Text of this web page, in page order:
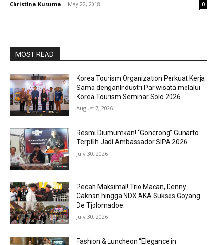
Christina Kusuma - May 22, 2018 0
MOST READ
Korea Tourism Organization Perkuat Kerja
Sama denganIndustri Pariwisata melalui
Korea Tourism Seminar Solo 2026
August 7, 2026
Resmi Diumumkan! “Gondrong” Gunarto
Terpilih Jadi Ambassador SIPA 2026.
July 30, 2026
Pecah Maksimal! Trio Macan, Denny
Caknan hingga NDX AKA Sukses Goyang
De Tjolomadoe.
July 30, 2026
Fashion & Luncheon “Elegance in